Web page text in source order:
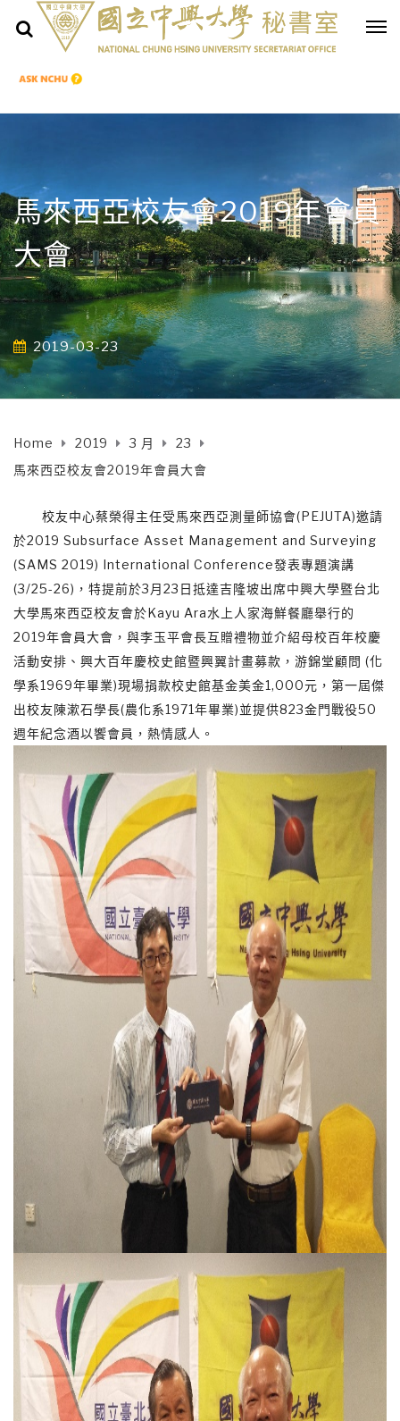
馬來西亞校友會2019年會員
大會
2019-03-23
Home 2019 3 月
23
馬來西亞校友會2019年會員大會
校友中心蔡榮得主任受馬來西亞測量師協會(PEJUTA)邀請
於2019 Subsurface Asset Management and Surveying
(SAMS 2019) International Conference發表專題演講
(3/25-26)，特提前於3月23日抵達吉隆坡出席中興大學暨台北
大學馬來西亞校友會於Kayu Ara水上人家海鮮餐廳舉行的
2019年會員大會，與李玉平會長互贈禮物並介紹母校百年校慶
活動安排、興大百年慶校史館暨興翼計畫募款，游錦堂顧問 (化
學系1969年畢業)現場捐款校史館基金美金1,000元，第一屆傑
出校友陳漱石學長(農化系1971年畢業)並提供823金門戰役50
週年紀念酒以饗會員，熱情感人。